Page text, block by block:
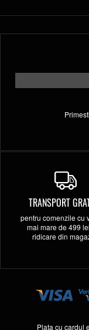
TRANSPORT
pentru comenzile cu
mai mare de 499
ridicare din
Plata cu cardul